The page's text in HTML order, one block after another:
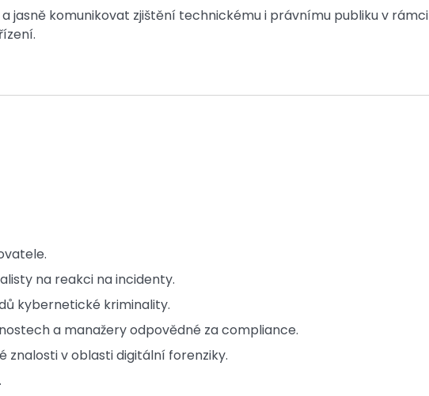
jasně komunikovat zjištění technickému i právnímu publiku v rámci
na reakci na incidenty.
kybernetické kriminality.
a manažery odpovědné za compliance.
znalosti v oblasti digitální forenziky.